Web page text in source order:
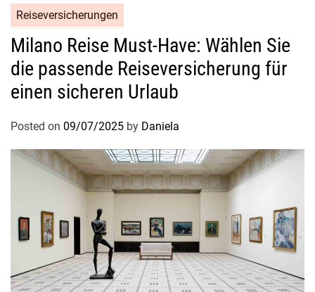
Reiseversicherungen
Milano Reise Must-Have: Wählen Sie
die passende Reiseversicherung für
einen sicheren Urlaub
Posted on 09/07/2025 by Daniela